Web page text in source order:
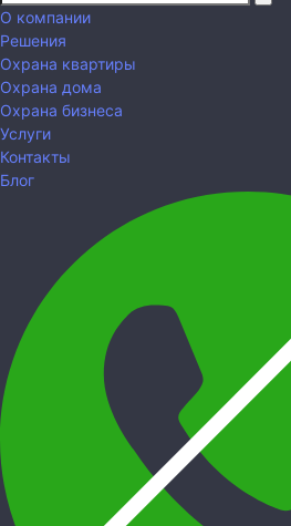
О компании
Решения
Охрана квартиры
Охрана дома
Охрана бизнеса
Услуги
Контакты
Блог